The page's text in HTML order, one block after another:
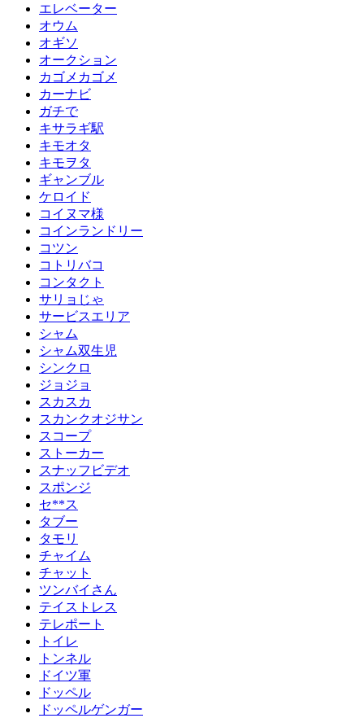
エレベーター
オウム
オギソ
オークション
カゴメカゴメ
カーナビ
ガチで
キサラギ駅
キモオタ
キモヲタ
ギャンブル
ケロイド
コイヌマ様
コインランドリー
コツン
コトリバコ
コンタクト
サリョじゃ
サービスエリア
シャム
シャム双生児
シンクロ
ジョジョ
スカスカ
スカンクオジサン
スコープ
ストーカー
スナッフビデオ
スポンジ
セ**ス
タブー
タモリ
チャイム
チャット
ツンバイさん
テイストレス
テレポート
トイレ
トンネル
ドイツ軍
ドッペル
ドッペルゲンガー